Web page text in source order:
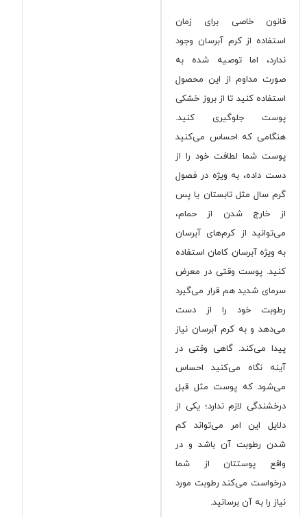
قانون خاصی برای زمان
استفاده از کرم آبرسان وجود
ندارد، اما توصیه شده به
صورت مداوم از این محصول
استفاده کنید تا از بروز خشکی
پوست جلوگیری کنید.
هنگامی که احساس می‌کنید
پوست شما لطافت خود را از
دست داده، به ویژه در فصول
گرم سال مثل تابستان یا پس
از خارج شدن از حمام،
می‌توانید از کرم‌های آبرسان
به ویژه آبرسان کامان استفاده
کنید. پوست وقتی در معرض
سرمای شدید هم قرار می‌گیرد
رطوبت خود را از دست
می‌دهد و به کرم آبرسان نیاز
پیدا می‌کند. گاهی وقتی در
آینه نگاه می‌کنید احساس
می‌شود که پوست مثل قبل
درخشندگی لازم ندارد؛ یکی از
دلایل این امر می‌تواند کم
شدن رطوبت آن باشد و در
واقع پوستتان از شما
درخواست می‌کند رطوبت مورد
نیاز را به آن برسانید.